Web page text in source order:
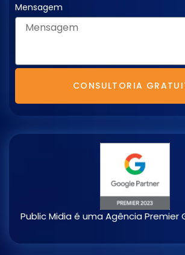
Mensagem
CONSULTORIA
Public Midia é uma Agência Premier